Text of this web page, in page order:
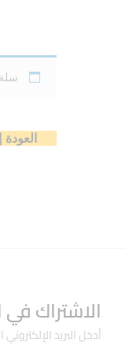
الاشتراك في
أدخل البريد